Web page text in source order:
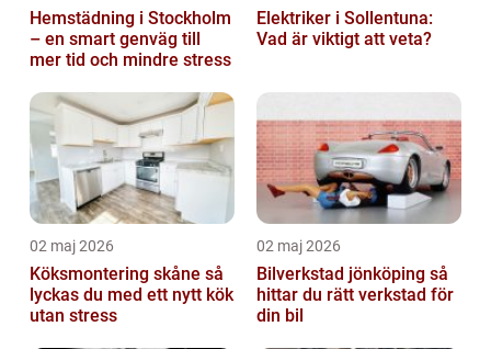
Hemstädning i Stockholm
– en smart genväg till
mer tid och mindre stress
Elektriker i Sollentuna:
Vad är viktigt att veta?
02 maj 2026
Köksmontering skåne så
lyckas du med ett nytt kök
utan stress
02 maj 2026
Bilverkstad jönköping så
hittar du rätt verkstad för
din bil